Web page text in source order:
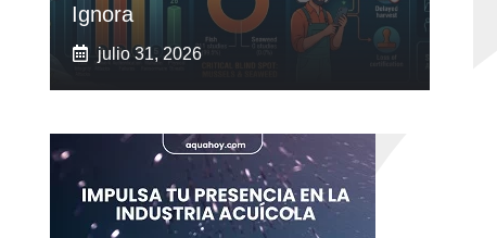
Ignora
julio 31, 2026